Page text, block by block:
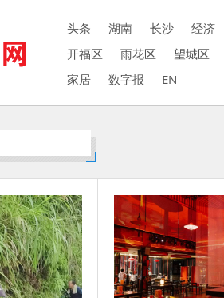
头条 湖南 长沙 经济
开福区
雨花区 望城区
家居
数字报 EN